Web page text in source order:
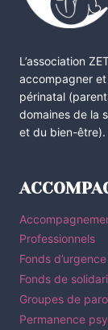
L’association
accompagner
périnatal
domaines de la
et du bien-être).
Professionnels
Fonds d’urgence
Fonds de
Groupes de
Permanence